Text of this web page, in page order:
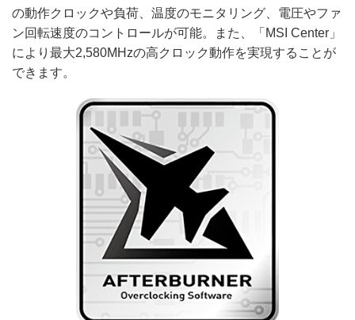
の動作クロックや負荷、温度のモニタリング、電圧やファ
ン回転速度のコントロールが可能。また、「MSI Center」
により最大2,580MHzの高クロック動作を実現することが
できます。